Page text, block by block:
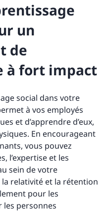
un
de
à fort impact
social dans votre
à vos employés
et d’apprendre d’eux,
En encourageant
vous pouvez
l’expertise et les
sein de votre
relativité et la rétention
pour les
les personnes